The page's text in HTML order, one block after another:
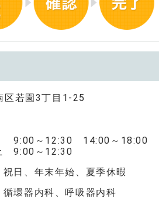
区若園3丁目1-25
～12:30 14:00～18:00
9:00～12:30
祝日、年末年始、夏季休暇
循環器内科、呼吸器内科